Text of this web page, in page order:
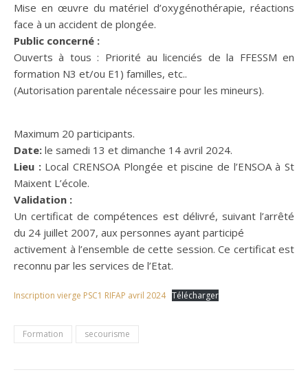
Mise en œuvre du matériel d’oxygénothérapie, réactions
face à un accident de plongée.
Public concerné :
Ouverts à tous : Priorité au licenciés de la FFESSM en
formation N3 et/ou E1) familles, etc..
(Autorisation parentale nécessaire pour les mineurs).
Maximum 20 participants.
Date: le samedi 13 et dimanche 14 avril 2024.
Lieu :Local CRENSOA Plongée et piscine de l’ENSOA à St
Maixent L’école.
Validation :
Un certificat de compétences est délivré, suivant l’arrêté
du 24 juillet 2007, aux personnes ayant participé
activement à l’ensemble de cette session. Ce certificat est
reconnu par les services de l’Etat.
Inscription vierge PSC1 RIFAP avril 2024 Télécharger
Formation secourisme